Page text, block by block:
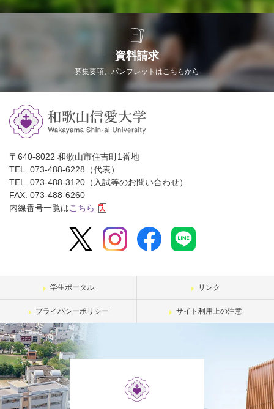
資料請求
募集要項、パンフレットはこちらから
〒640-8022 和歌山市住吉町1番地
TEL. 073-488-6228（代表）
TEL. 073-488-3120（入試等のお問い合わせ）
FAX. 073-488-6260
内線番号一覧はこちら
学生ポータル リンク
プライバシーポリシー サイト利用上の注意